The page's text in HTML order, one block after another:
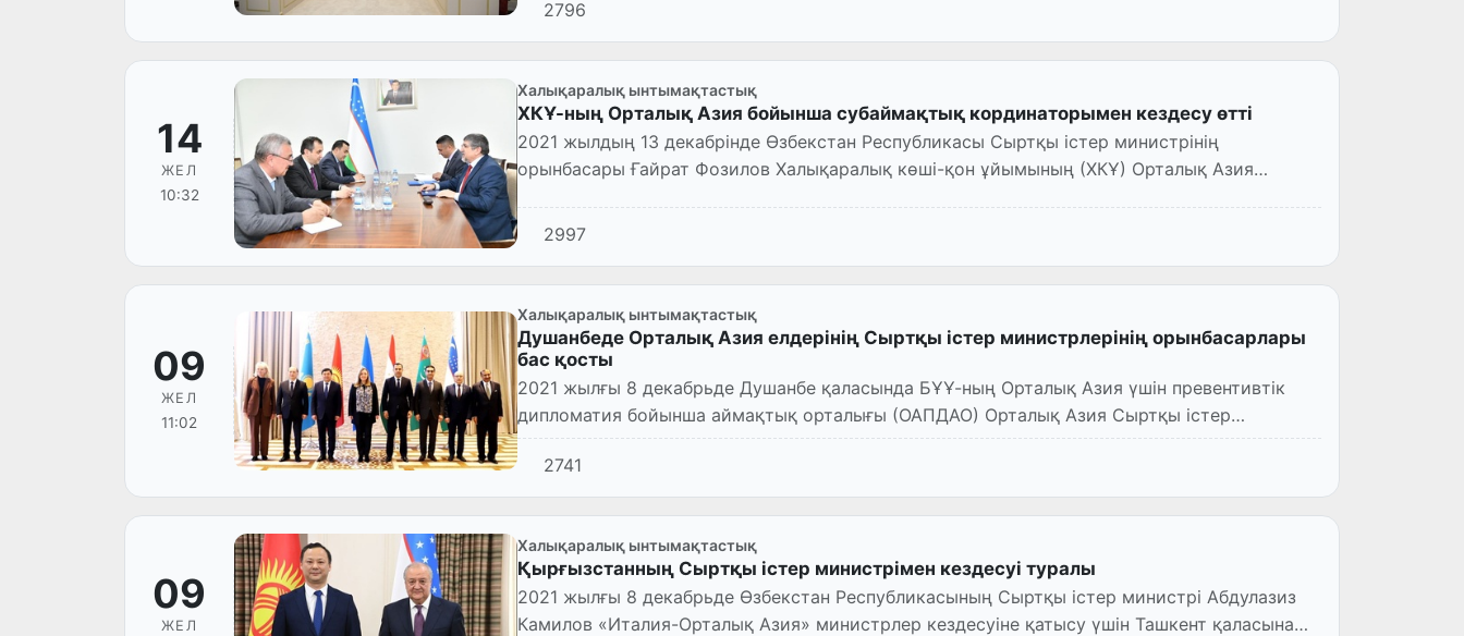
2796
14
ЖЕЛ
10:32
Халықаралық ынтымақтастық
ХКҰ-ның Орталық Азия бойынша субаймақтық кординаторымен кездесу өтті
2021 жылдың 13 декабрінде Өзбекстан Республикасы Сыртқы істер министрінің
орынбасары Ғайрат Фозилов Халықаралық көші-қон ұйымының (ХКҰ) Орталық Азия
2997
09
ЖЕЛ
11:02
Халықаралық ынтымақтастық
Душанбеде Орталық Азия елдерінің Сыртқы істер министрлерінің орынбасарлары
бас қосты
2021 жылғы 8 декабрьде Душанбе қаласында БҰҰ-ның Орталық Азия үшін превентивтік
дипломатия бойынша аймақтық орталығы (ОАПДАО) Орталық Азия Сыртқы істер
министрлері орынбасарларыны...
2741
09
ЖЕЛ
Халықаралық ынтымақтастық
Қырғызстанның Сыртқы істер министрімен кездесуі туралы
2021 жылғы 8 декабрьде Өзбекстан Республикасының Сыртқы істер министрі Абдулазиз
Камилов «Италия-Орталық Азия» министрлер кездесуіне қатысу үшін Ташкент қаласына